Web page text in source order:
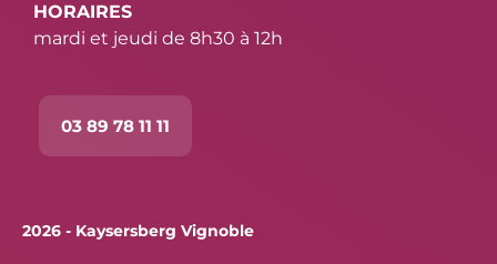
HORAIRES
mardi et jeudi de 8h30 à 12h
03 89 78 11 11
2026 - Kaysersberg Vignoble